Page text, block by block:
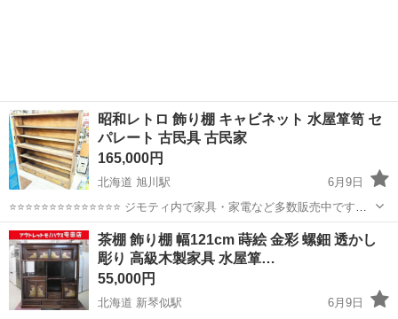
昭和レトロ 飾り棚 キャビネット 水屋箪笥 セ
パレート 古民具 古民家
165,000円
北海道 旭川駅
6月9日
⭐⭐⭐⭐⭐⭐⭐⭐⭐⭐⭐⭐⭐⭐ ジモティ内で家具・家電など多数販売中です
⭐⭐⭐⭐⭐⭐⭐⭐⭐⭐⭐⭐⭐⭐ 【商品説明】 サイズ(約)幅180cm 奥行34cm
高175cm 中古品の為、多少のキ...
北海道 旭川市 旭川駅 収納家具 水屋箪笥
茶棚 飾り棚 幅121cm 蒔絵 金彩 螺鈿 透かし
彫り 高級木製家具 水屋箪…
55,000円
北海道 新琴似駅
6月9日